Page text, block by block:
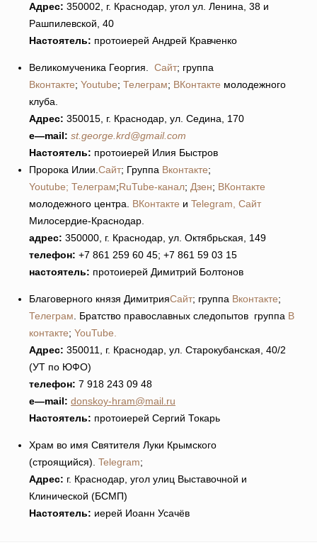
Адрес: 350002, г. Краснодар, угол ул. Ленина, 38 и
Рашпилевской, 40
Настоятель: протоиерей Андрей Кравченко
Великомученика Георгия. Сайт; группа
Вконтакте; Youtube; Телеграм; ВКонтакте молодежного
клуба.
Адрес: 350015, г. Краснодар, ул. Седина, 170
e—mail: st.george.krd@gmail.com
Настоятель: протоиерей Илия Быстров
Пророка Илии. Сайт; Группа Вконтакте;
Youtube; Телеграм;RuTube-канал; Дзен; ВКонтакте
молодежного центра. ВКонтакте и Telegram, Сайт
Милосердие-Краснодар.
адрес: 350000, г. Краснодар, ул. Октябрьская, 149
телефон: +7 861 259 60 45; +7 861 59 03 15
настоятель: протоиерей Димитрий Болтонов
Благоверного князя ДимитрияСайт; группа Вконтакте;
Телеграм . Братство православных следопытов группа В
контакте; YouTube.
Адрес: 350011, г. Краснодар, ул. Старокубанская, 40/2
(УТ по ЮФО)
телефон: 7 918 243 09 48
e—mail: donskoy-hram@mail.ru
Настоятель: протоиерей Сергий Токарь
Храм во имя Святителя Луки Крымского
(строящийся). Telegram;
Адрес: г. Краснодар, угол улиц Выставочной и
Клинической (БСМП)
Настоятель: иерей Иоанн Усачёв